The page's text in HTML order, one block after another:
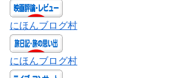
にほんブログ村
にほんブログ村